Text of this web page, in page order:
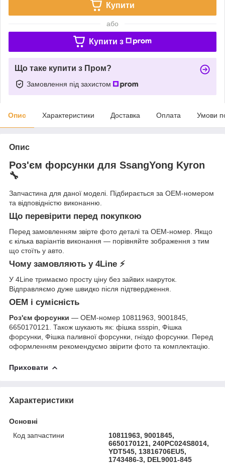
Купити
або
Купити з
Що таке купити з Пром?
Замовлення під захистом
Опис Характеристики Доставка Оплата Умови
Опис
Роз'єм форсунки для SsangYong Kyron
🔧
Запчастина для даної моделі. Підбирається за OEM-номером
та відповідністю виконанню.
Що перевірити перед покупкою
Перед замовленням звірте фото деталі та OEM-номер. Якщо
є кілька варіантів виконання — порівняйте зображення з тим
що стоїть у авто.
Чому замовляють у 4Line ⚡
У 4Line тримаємо просту ціну без зайвих накруток.
Відправляємо дуже швидко після підтвердження.
OEM і сумісність
Роз'єм форсунки — OEM-номер 10811963, 9001845,
6650170121. Також шукають як: фішка ssspin, Фішка
форсунки, Фішка паливної форсунки, гніздо форсунки. Перед
оформленням рекомендуємо звірити фото та комплектацію.
Приховати
Характеристики
Основні
Код запчастини
10811963, 9001845,
6650170121, 240PC024S8014,
YDT545, 13816706EU5,
1743486-3, DEL9001-845